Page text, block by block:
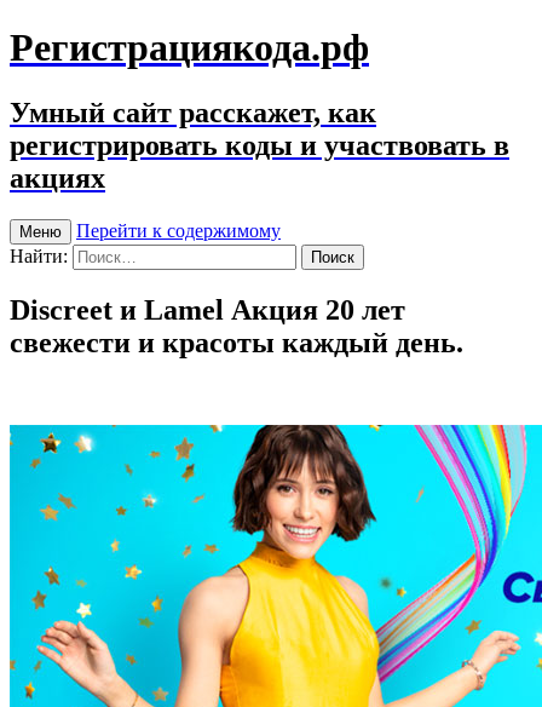
Регистрациякода.рф
Умный сайт расскажет, как
регистрировать коды и участвовать в
акциях
Меню
Перейти к содержимому
Найти:
Discreet и Lamel Акция 20 лет
свежести и красоты каждый день.